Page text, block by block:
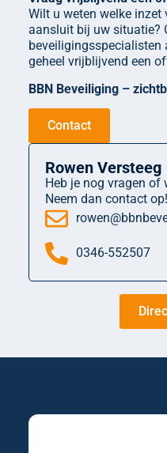
Wilt u weten welke
aansluit bij uw situatie?
beveiligingsspecialisten
geheel vrijblijvend een
BBN Beveiliging –
Contact
Rowen Versteeg
Heb je nog vragen of
Neem dan contact op!
0346-552507